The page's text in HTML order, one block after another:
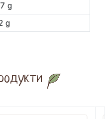
g
g